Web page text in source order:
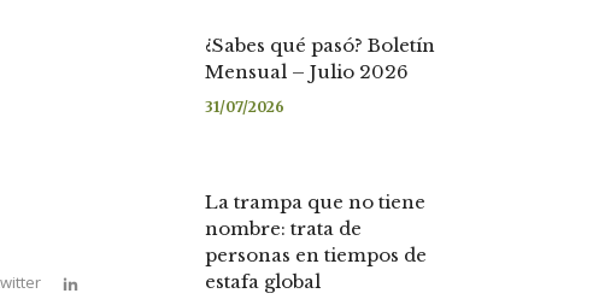
¿Sabes qué pasó? Boletín
Mensual – Julio 2026
31/07/2026
La trampa que no tiene
nombre: trata de
personas en tiempos de
estafa global